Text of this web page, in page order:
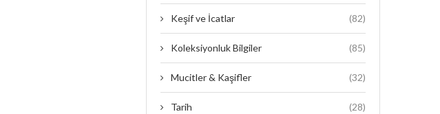
Keşif ve İcatlar (82)
Koleksiyonluk Bilgiler (85)
Mucitler & Kaşifler (32)
Tarih (28)